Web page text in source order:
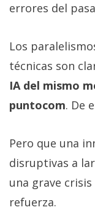
errores del
Los
técnicas son
IA del mismo
puntocom. De
Pero que una
disruptivas a
una grave
refuerza.